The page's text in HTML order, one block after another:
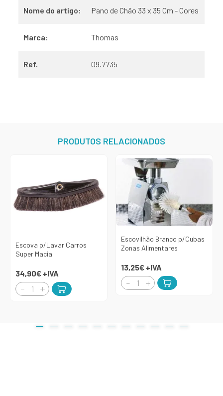
Nome do artigo: Pano de Chão 33 x 35 Cm - Cores
Marca: Thomas
Ref. 09.7735
PRODUTOS RELACIONADOS
Escova p/Lavar Carros
Super Macia
34,90€ +IVA
Escovilhão Branco p/Cubas
Zonas Alimentares
13,25€ +IVA